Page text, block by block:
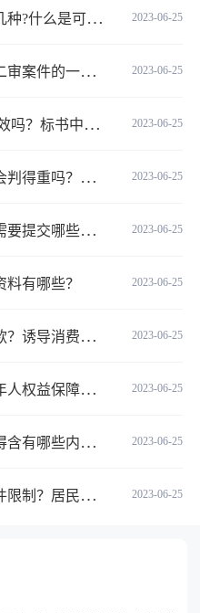
2023-06-25
得利益？|天天速读
2023-06-25
处理规则是什么?
2023-06-25
需要全部放上去吗？
2023-06-25
的界限是什么？_世界速看
2023-06-25
认定申请依据是什么？
2023-06-25
有哪些？
2023-06-25
以立案？ 当前短讯
2023-06-25
条的内容是什么？
2023-06-25
管新规的内容是什么？
2023-06-25
制的情形有哪些？_热议